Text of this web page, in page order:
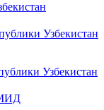
Узбекистан
Узбекистан
МИД